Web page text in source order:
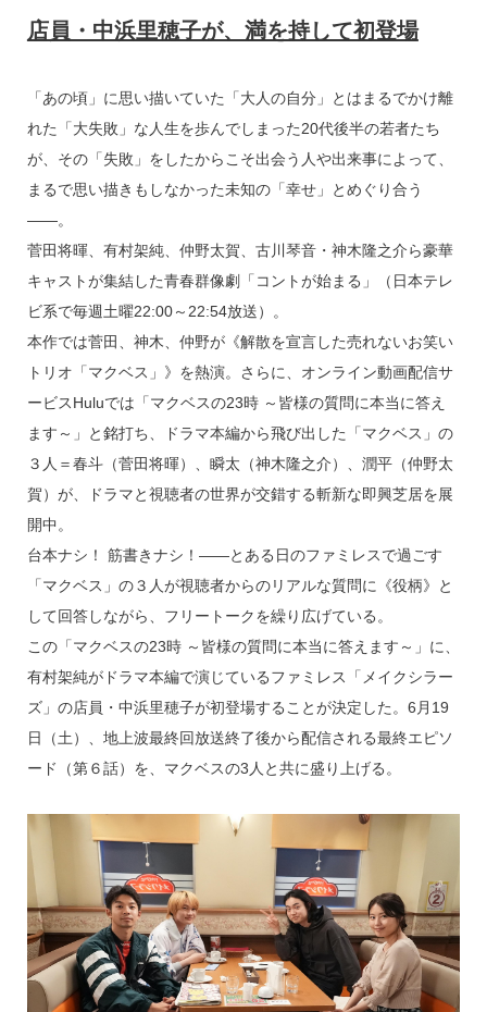
o
k
店員・中浜里穂子が、満を持して初登場
「あの頃」に思い描いていた「大人の自分」とはまるでかけ離
れた「大失敗」な人生を歩んでしまった20代後半の若者たち
が、その「失敗」をしたからこそ出会う人や出来事によって、
まるで思い描きもしなかった未知の「幸せ」とめぐり合う
――。
菅田将暉、有村架純、仲野太賀、古川琴音・神木隆之介ら豪華
キャストが集結した青春群像劇「コントが始まる」（日本テレ
ビ系で毎週土曜22:00～22:54放送）。
本作では菅田、神木、仲野が《解散を宣言した売れないお笑い
トリオ「マクベス」》を熱演。さらに、オンライン動画配信サ
ービスHuluでは「マクベスの23時 ～皆様の質問に本当に答え
ます～」と銘打ち、ドラマ本編から飛び出した「マクベス」の
３人＝春斗（菅田将暉）、瞬太（神木隆之介）、潤平（仲野太
賀）が、ドラマと視聴者の世界が交錯する斬新な即興芝居を展
開中。
台本ナシ！ 筋書きナシ！――とある日のファミレスで過ごす
「マクベス」の３人が視聴者からのリアルな質問に《役柄》と
して回答しながら、フリートークを繰り広げている。
この「マクベスの23時 ～皆様の質問に本当に答えます～」に、
有村架純がドラマ本編で演じているファミレス「メイクシラー
ズ」の店員・中浜里穂子が初登場することが決定した。6月19
日（土）、地上波最終回放送終了後から配信される最終エピソ
ード（第６話）を、マクベスの3人と共に盛り上げる。